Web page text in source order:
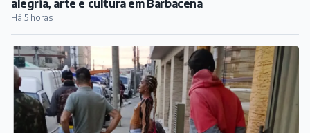
alegria, arte e cultura em Barbacena
Há 5 horas